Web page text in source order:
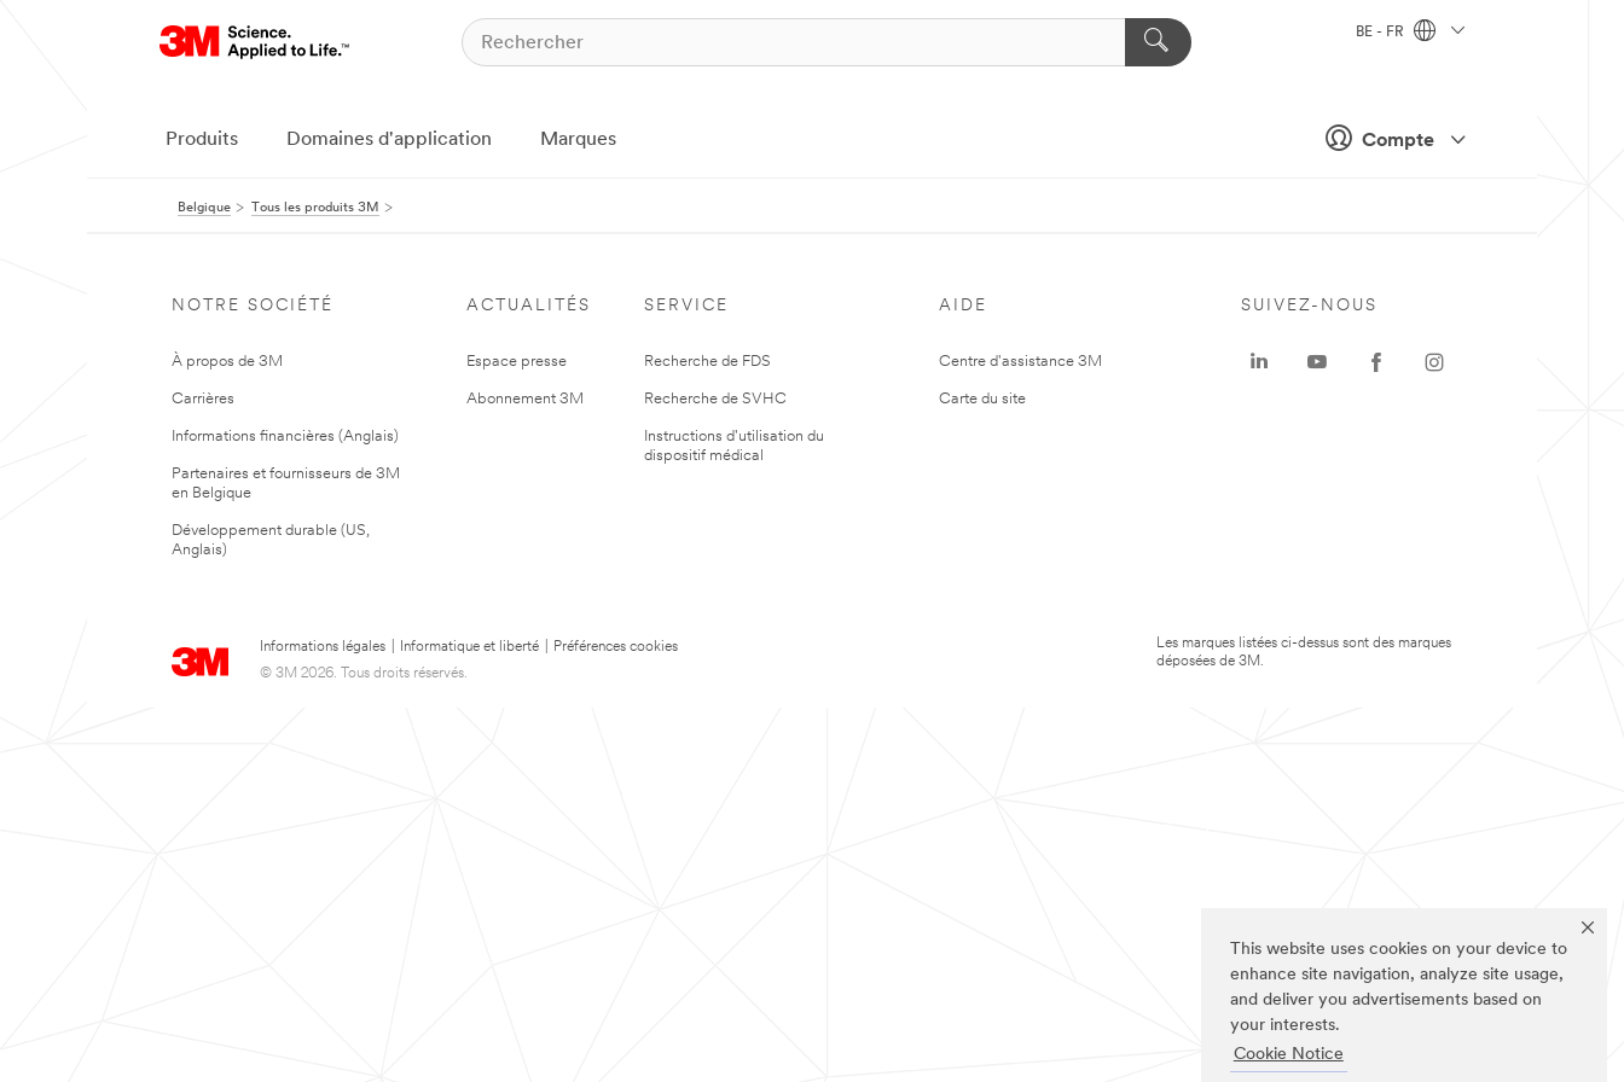
This website uses cookies on your device to
enhance site navigation, analyze site usage,
and deliver you advertisements based on
your interests.
Cookie Notice
Compte
BE - FR
Produits Domaines d'application Marques
Belgique Tous les produits 3M
NOTRE SOCIÉTÉ
À propos de 3M
Carrières
Informations financières (Anglais)
Partenaires et fournisseurs de 3M
en Belgique
Développement durable (US,
Anglais)
ACTUALITÉS
Espace presse
Abonnement 3M
SERVICE
Recherche de FDS
Recherche de SVHC
Instructions d'utilisation du
dispositif médical
AIDE
Centre d'assistance 3M
Carte du site
Informations légales Informatique et liberté
Préférences cookies
© 3M 2026. Tous droits réservés.
SUIVEZ-NOUS
Les marques listées ci-dessus sont des marques
déposées de 3M.